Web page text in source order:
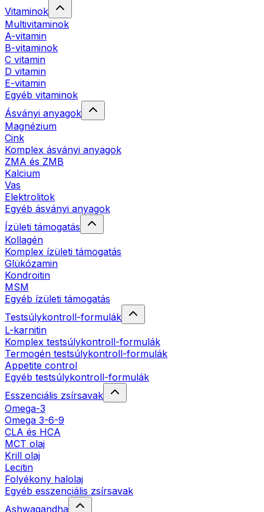
Vitaminok
Multivitaminok
A-vitamin
B-vitaminok
C vitamin
D vitamin
E-vitamin
Egyéb vitaminok
Ásványi anyagok
Magnézium
Cink
Komplex ásványi anyagok
ZMA és ZMB
Kalcium
Vas
Elektrolitok
Egyéb ásványi anyagok
Ízületi támogatás
Kollagén
Komplex ízületi támogatás
Glükózamin
Kondroitin
MSM
Egyéb ízületi támogatás
Testsúlykontroll-formulák
L-karnitin
Komplex testsúlykontroll-formulák
Termogén testsúlykontroll-formulák
Appetite control
Egyéb testsúlykontroll-formulák
Esszenciális zsírsavak
Omega-3
Omega 3-6-9
CLA és HCA
MCT olaj
Krill olaj
Lecitin
Folyékony halolaj
Egyéb esszenciális zsírsavak
Ashwagandha